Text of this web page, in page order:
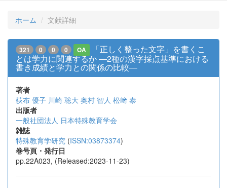
ホーム 文献詳細
321 0 0 0 OA
「正しく整った文字」を書くこ
とは学力に関連するか ―2種の漢字採点基準における
書き成績と学力との関係の比較―
著者
荻布 優子 川崎 聡大 奥村 智人 松﨑 泰
出版者
一般社団法人 日本特殊教育学会
雑誌
特殊教育学研究 (ISSN:03873374)
巻号頁・発行日
pp.22A023, (Released:2023-11-23)